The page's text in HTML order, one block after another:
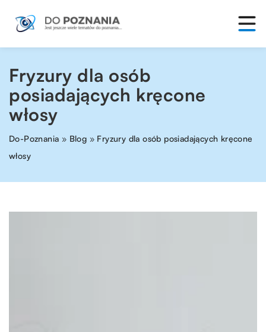
Fryzury dla osób
posiadających kręcone
włosy
Do-Poznania » Blog » Fryzury dla osób posiadających kręcone
włosy